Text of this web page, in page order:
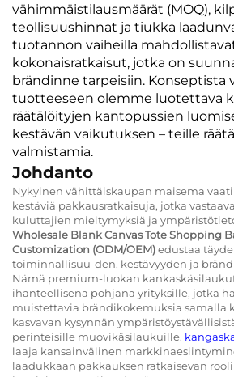
vähimmäistilausmäärät (MOQ),
teollisuushinnat ja tiukka
tuotannon vaiheilla
kokonaisratkaisut, jotka on
brändinne tarpeisiin. Konseptista
tuotteeseen olemme luotettava
räätälöityjen kantopussien
kestävän vaikutuksen – teille
valmistamia.
Johdanto
Nykyinen vähittäiskaupan maisema
kestäviä pakkausratkaisuja, jotka
kuluttajien mieltymyksiä ja
Wholesale Blank Canvas Tote Shopping
Customization (ODM/OEM)edustaa
toiminnallisuu-den, kestävyyden ja
Nämä premium-luokan
ihanteellisena pohjana yrityksille, jotka
muistettavia brändikokemuksia samalla
kasvavan kysynnän
perinteisille muovikäsilaukuille.
laaja kansainvälinen
laadukkaan pakkauksen ratkaisevan